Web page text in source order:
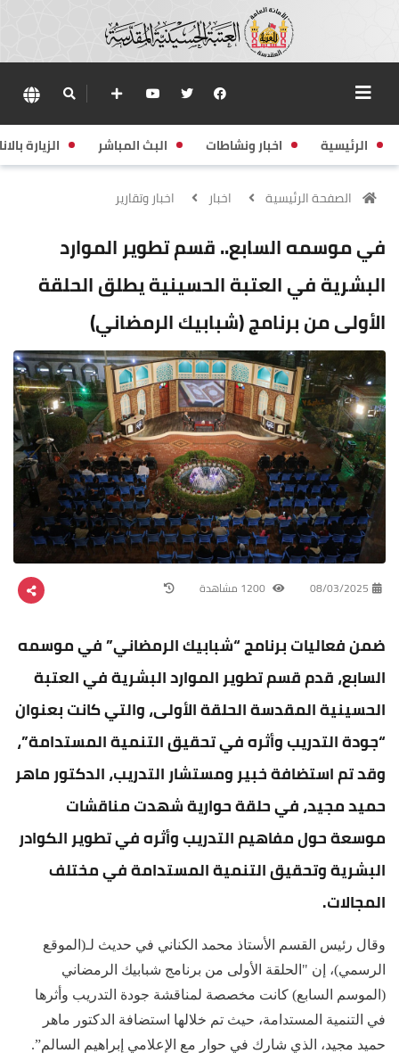
الرئيسية اخبار ونشاطات البث المباشر الزيارة
الصفحة الرئيسية اخبار اخبار وتقارير
في موسمه السابع.. قسم تطوير الموارد
البشرية في العتبة الحسينية يطلق الحلقة
الأولى من برنامج (شبابيك الرمضاني)
08/03/2025
ضمن فعاليات برنامج “شبابيك الرمضاني” في موسمه
السابع، قدم قسم تطوير الموارد البشرية في العتبة
الحسينية المقدسة الحلقة الأولى، والتي كانت بعنوان
“جودة التدريب وأثره في تحقيق التنمية المستدامة”،
وقد تم استضافة خبير ومستشار التدريب، الدكتور ماهر
حميد مجيد، في حلقة حوارية شهدت مناقشات
موسعة حول مفاهيم التدريب وأثره في تطوير الكوادر
البشرية وتحقيق التنمية المستدامة في مختلف
المجالات.
وقال رئيس القسم الأستاذ محمد الكناني في حديث لـ(الموقع
الرسمي)، إن "الحلقة الأولى من برنامج شبابيك الرمضاني
(الموسم السابع) كانت مخصصة لمناقشة جودة التدريب وأثرها
في التنمية المستدامة، حيث تم خلالها استضافة الدكتور ماهر
حميد مجيد، الذي شارك في حوار مع الإعلامي إبراهيم السالم”.